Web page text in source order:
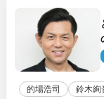
的場浩司 鈴木絢